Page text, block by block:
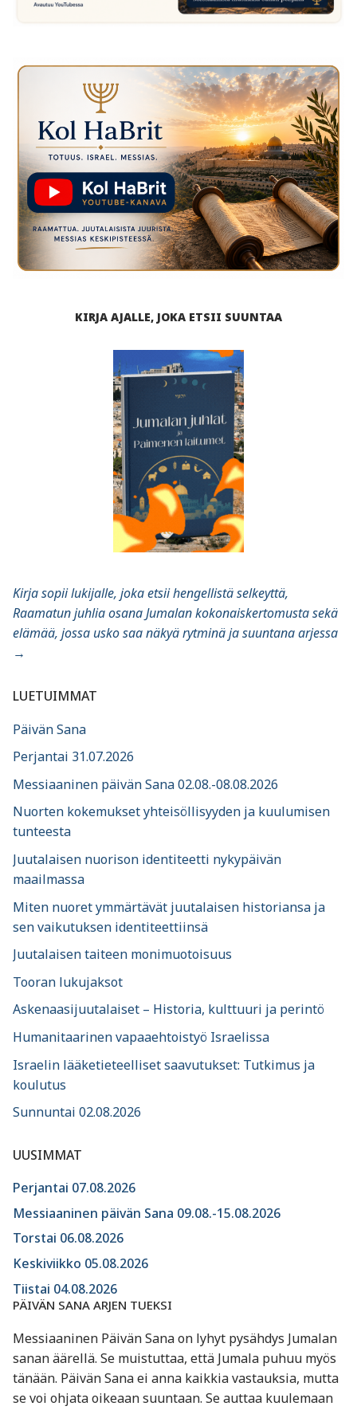
KIRJA AJALLE, JOKA ETSII SUUNTAA
Kirja sopii lukijalle, joka etsii hengellistä selkeyttä,
Raamatun juhlia osana Jumalan kokonaiskertomusta sekä
elämää, jossa usko saa näkyä rytminä ja suuntana arjessa
→
LUETUIMMAT
Päivän Sana
Perjantai 31.07.2026
Messiaaninen päivän Sana 02.08.-08.08.2026
Nuorten kokemukset yhteisöllisyyden ja kuulumisen
tunteesta
Juutalaisen nuorison identiteetti nykypäivän
maailmassa
Miten nuoret ymmärtävät juutalaisen historiansa ja
sen vaikutuksen identiteettiinsä
Juutalaisen taiteen monimuotoisuus
Tooran lukujaksot
Askenaasijuutalaiset – Historia, kulttuuri ja perintö
Humanitaarinen vapaaehtoistyö Israelissa
Israelin lääketieteelliset saavutukset: Tutkimus ja
koulutus
Sunnuntai 02.08.2026
UUSIMMAT
Perjantai 07.08.2026
Messiaaninen päivän Sana 09.08.-15.08.2026
Torstai 06.08.2026
Keskiviikko 05.08.2026
Tiistai 04.08.2026
PÄIVÄN SANA ARJEN TUEKSI
Messiaaninen Päivän Sana on lyhyt pysähdys Jumalan
sanan äärellä. Se muistuttaa, että Jumala puhuu myös
tänään. Päivän Sana ei anna kaikkia vastauksia, mutta
se voi ohjata oikeaan suuntaan. Se auttaa kuulemaan